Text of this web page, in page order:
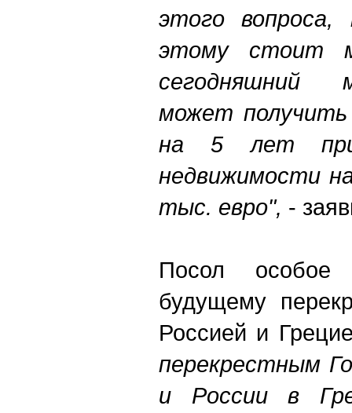
этого вопроса,
этому
стоит
сегодняшний
может получить
на 5лет
недвижимости
тыс. евро", -
Посол особое
будущему
Россией и
перекрестным
и
России в